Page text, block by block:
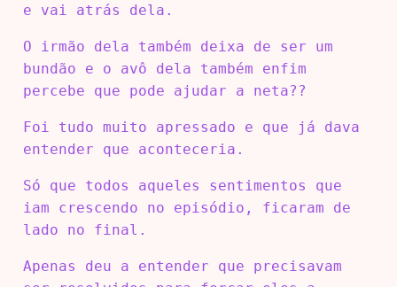
e vai atrás dela.
O irmão dela também deixa de ser um
bundão e o avô dela também enfim
percebe que pode ajudar a neta??
Foi tudo muito apressado e que já dava
entender que aconteceria.
Só que todos aqueles sentimentos que
iam crescendo no episódio, ficaram de
lado no final.
Apenas deu a entender que precisavam